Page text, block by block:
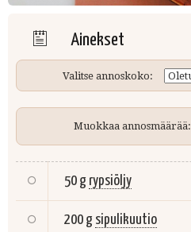
Ainekset
Valitse annoskoko:
Muokkaa annosmäärää:
50 g rypsiöljy
200 g sipulikuutio